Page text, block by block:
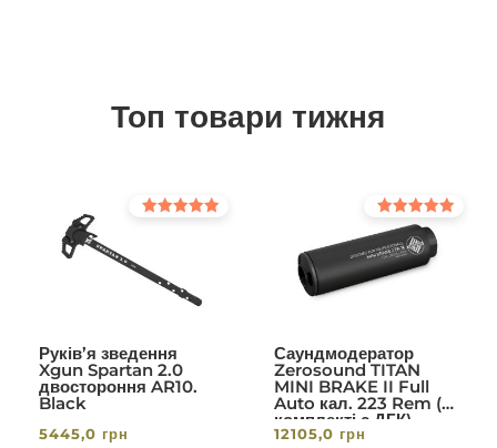
Топ товари тижня
Руків’я зведення
Xgun Spartan 2.0
двостороння AR10.
Black
5445,0 грн
Саундмодератор
Zerosound TITAN
MINI BRAKE II Full
Auto кал. 223 Rem (в
комплекті с ДГК)
різьба 1/2-28. Вlack
Оцінено в
5.00
з 5
12105,0 грн